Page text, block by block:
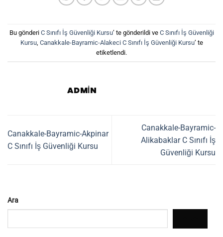
Bu gönderi C Sınıfı İş Güvenliği Kursu’ te gönderildi ve C Sınıfı İş Güvenliği
Kursu, Canakkale-Bayramic-Alakeci C Sınıfı İş Güvenliği Kursu’ te
etiketlendi.
ADMIN
Canakkale-Bayramic-Akpinar
C Sınıfı İş Güvenliği Kursu
Canakkale-Bayramic-
Alikabaklar C Sınıfı İş
Güvenliği Kursu
Ara